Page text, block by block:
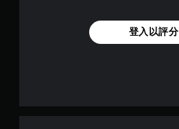
登入以評分